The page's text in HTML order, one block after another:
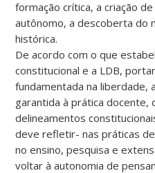
formação crítica, a criação
autônomo, a descoberta do
histórica.
De acordo com o que
constitucional e a LDB,
fundamentada na liberdade,
garantida à prática docente,
delineamentos
deve refletir- nas práticas
no ensino, pesquisa e
voltar à autonomia de